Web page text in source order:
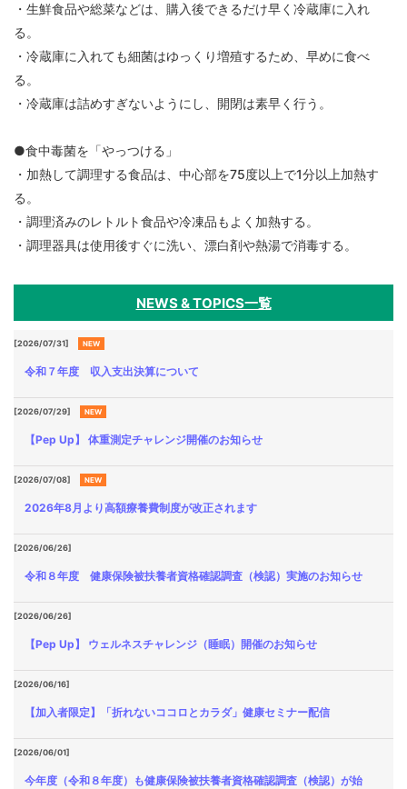
・生鮮食品や総菜などは、購入後できるだけ早く冷蔵庫に入れ
る。
・冷蔵庫に入れても細菌はゆっくり増殖するため、早めに食べ
る。
・冷蔵庫は詰めすぎないようにし、開閉は素早く行う。
●食中毒菌を「やっつける」
・加熱して調理する食品は、中心部を75度以上で1分以上加熱す
る。
・調理済みのレトルト食品や冷凍品もよく加熱する。
・調理器具は使用後すぐに洗い、漂白剤や熱湯で消毒する。
NEWS & TOPICS一覧
[2026/07/31] NEW
令和７年度 収入支出決算について
[2026/07/29] NEW
【Pep Up】 体重測定チャレンジ開催のお知らせ
[2026/07/08] NEW
2026年8月より高額療養費制度が改正されます
[2026/06/26]
令和８年度 健康保険被扶養者資格確認調査（検認）実施のお知らせ
[2026/06/26]
【Pep Up】 ウェルネスチャレンジ（睡眠）開催のお知らせ
[2026/06/16]
【加入者限定】「折れないココロとカラダ」健康セミナー配信
[2026/06/01]
今年度（令和８年度）も健康保険被扶養者資格確認調査（検認）が始